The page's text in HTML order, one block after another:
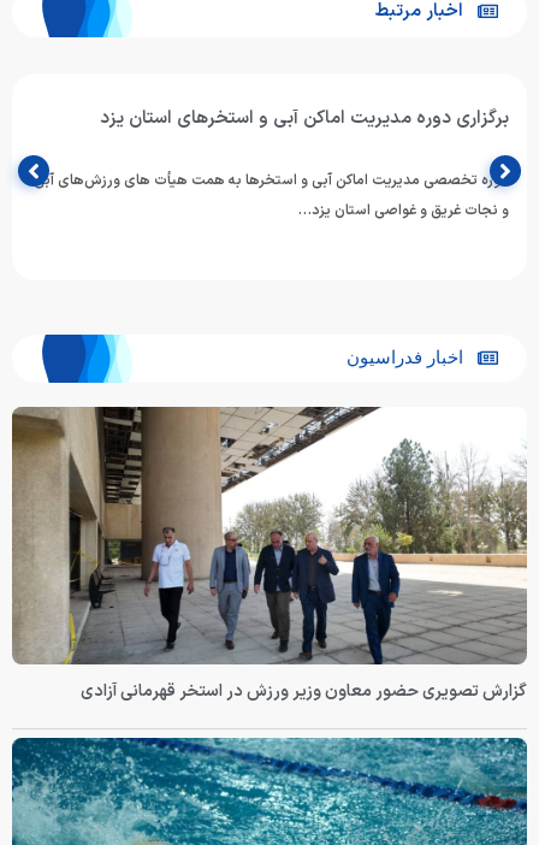
اخبار مرتبط
برگزاری دوره تخصصی مدیریت اماکن آبی و استخرهای شنا در
مشهد مقدس
به گزارش روابط‌ عمومی هیات ورزش های آبی خراسان رضوی، دوره تخصصی
اخبار فدراسیون
گزارش تصویری حضور معاون وزیر ورزش در استخر قهرمانی آزادی